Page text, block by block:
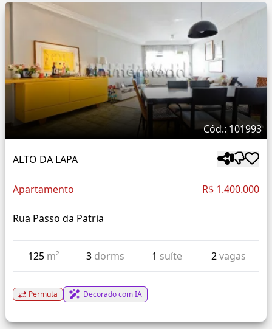
Cód.: 101993
ALTO DA LAPA
Apartamento R$ 1.400.000
Rua Passo da Patria
125 m² 3 dorms 1 suíte 2vagas
Permuta Decorado com IA